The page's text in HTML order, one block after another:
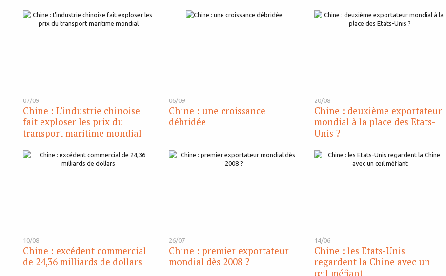
07/09
Chine : L'industrie chinoise
fait exploser les prix du
transport maritime mondial
06/09
Chine : une croissance
débridée
20/08
Chine : deuxième exportateur
mondial à la place des Etats-
Unis ?
10/08
Chine : excédent commercial
de 24,36 milliards de dollars
26/07
Chine : premier exportateur
mondial dès 2008 ?
14/06
Chine : les Etats-Unis
regardent la Chine avec un
œil méfiant